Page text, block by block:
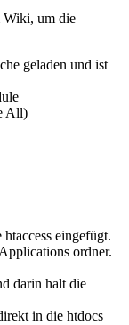
Wiki, um die
geladen und ist
All)
eingefügt.
ordner.
darin halt die
in die htdocs